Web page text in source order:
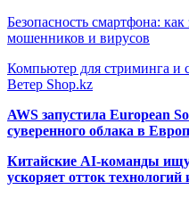
Безопасность смартфона:
мошенников и вирусов
Компьютер для стриминга и
Ветер Shop.kz
AWS запустила European
суверенного облака в
Китайские AI-команды
ускоряет отток технологий